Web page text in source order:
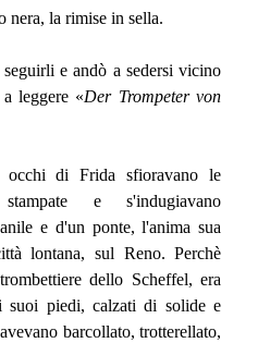
nera, la rimise in sella.
e andò a sedersi vicino
leggere «Der Trompeter von
occhi di Frida sfioravano le
e s'indugiavano
e d'un ponte, l'anima sua
lontana, sul Reno. Perchè
dello Scheffel, era
suoi piedi, calzati di solide e
barcollato, trotterellato,